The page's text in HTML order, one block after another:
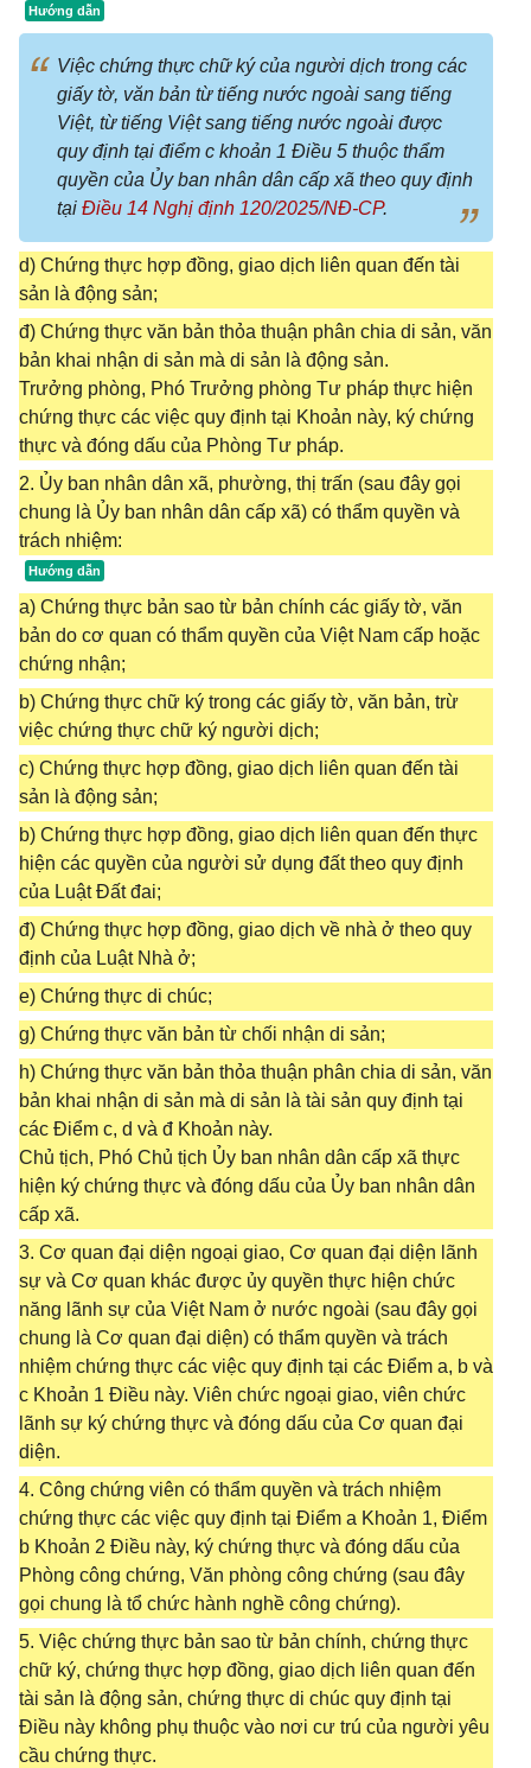
Việc chứng thực chữ ký của người dịch trong các
giấy tờ, văn bản từ tiếng nước ngoài sang tiếng
Việt, từ tiếng Việt sang tiếng nước ngoài được
quy định tại điểm c khoản 1 Điều 5 thuộc thẩm
quyền của Ủy ban nhân dân cấp xã theo quy định
tại Điều 14 Nghị định 120/2025/NĐ-CP.
d) Chứng thực hợp đồng, giao dịch liên quan đến tài
sản là động sản;
đ) Chứng thực văn bản thỏa thuận phân chia di sản, văn
bản khai nhận di sản mà di sản là động sản.
Trưởng phòng, Phó Trưởng phòng Tư pháp thực hiện
chứng thực các việc quy định tại Khoản này, ký chứng
thực và đóng dấu của Phòng Tư pháp.
2. Ủy ban nhân dân xã, phường, thị trấn (sau đây gọi
chung là Ủy ban nhân dân cấp xã) có thẩm quyền và
trách nhiệm:
a) Chứng thực bản sao từ bản chính các giấy tờ, văn
bản do cơ quan có thẩm quyền của Việt Nam cấp hoặc
chứng nhận;
b) Chứng thực chữ ký trong các giấy tờ, văn bản, trừ
việc chứng thực chữ ký người dịch;
c) Chứng thực hợp đồng, giao dịch liên quan đến tài
sản là động sản;
b) Chứng thực hợp đồng, giao dịch liên quan đến thực
hiện các quyền của người sử dụng đất theo quy định
của Luật Đất đai;
đ) Chứng thực hợp đồng, giao dịch về nhà ở theo quy
định của Luật Nhà ở;
e) Chứng thực di chúc;
g) Chứng thực văn bản từ chối nhận di sản;
h) Chứng thực văn bản thỏa thuận phân chia di sản, văn
bản khai nhận di sản mà di sản là tài sản quy định tại
các Điểm c, d và đ Khoản này.
Chủ tịch, Phó Chủ tịch Ủy ban nhân dân cấp xã thực
hiện ký chứng thực và đóng dấu của Ủy ban nhân dân
cấp xã.
3. Cơ quan đại diện ngoại giao, Cơ quan đại diện lãnh
sự và Cơ quan khác được ủy quyền thực hiện chức
năng lãnh sự của Việt Nam ở nước ngoài (sau đây gọi
chung là Cơ quan đại diện) có thẩm quyền và trách
nhiệm chứng thực các việc quy định tại các Điểm a, b và
c Khoản 1 Điều này. Viên chức ngoại giao, viên chức
lãnh sự ký chứng thực và đóng dấu của Cơ quan đại
diện.
4. Công chứng viên có thẩm quyền và trách nhiệm
chứng thực các việc quy định tại Điểm a Khoản 1, Điểm
b Khoản 2 Điều này, ký chứng thực và đóng dấu của
Phòng công chứng, Văn phòng công chứng (sau đây
gọi chung là tổ chức hành nghề công chứng).
5. Việc chứng thực bản sao từ bản chính, chứng thực
chữ ký, chứng thực hợp đồng, giao dịch liên quan đến
tài sản là động sản, chứng thực di chúc quy định tại
Điều này không phụ thuộc vào nơi cư trú của người yêu
cầu chứng thực.